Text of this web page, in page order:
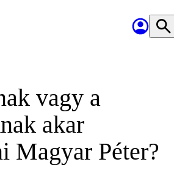
vagy a
akar
Magyar Péter?